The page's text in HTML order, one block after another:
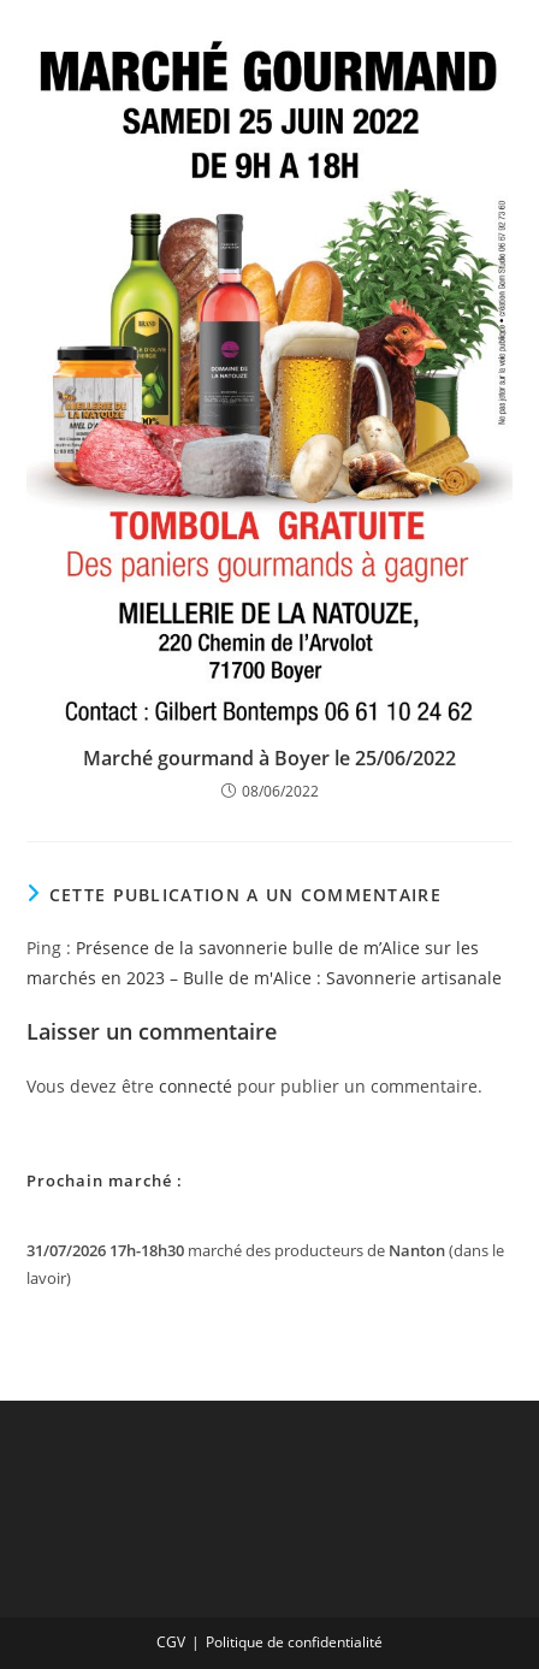
Marché gourmand à Boyer le 25/06/2022
08/06/2022
CETTE PUBLICATION A UN COMMENTAIRE
Ping : Présence de la savonnerie bulle de m’Alice sur les
marchés en 2023 – Bulle de m'Alice : Savonnerie artisanale
Laisser un commentaire
Vous devez êtreconnecté pour publier un commentaire.
Prochain marché :
31/07/2026 17h-18h30 marché des producteurs de Nanton(dans le
lavoir)
CGV Politique de confidentialité